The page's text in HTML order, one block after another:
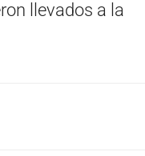
llevados a la